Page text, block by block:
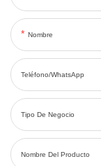
Nombre
Teléfono/WhatsApp
Tipo De Negocio
Nombre Del Producto